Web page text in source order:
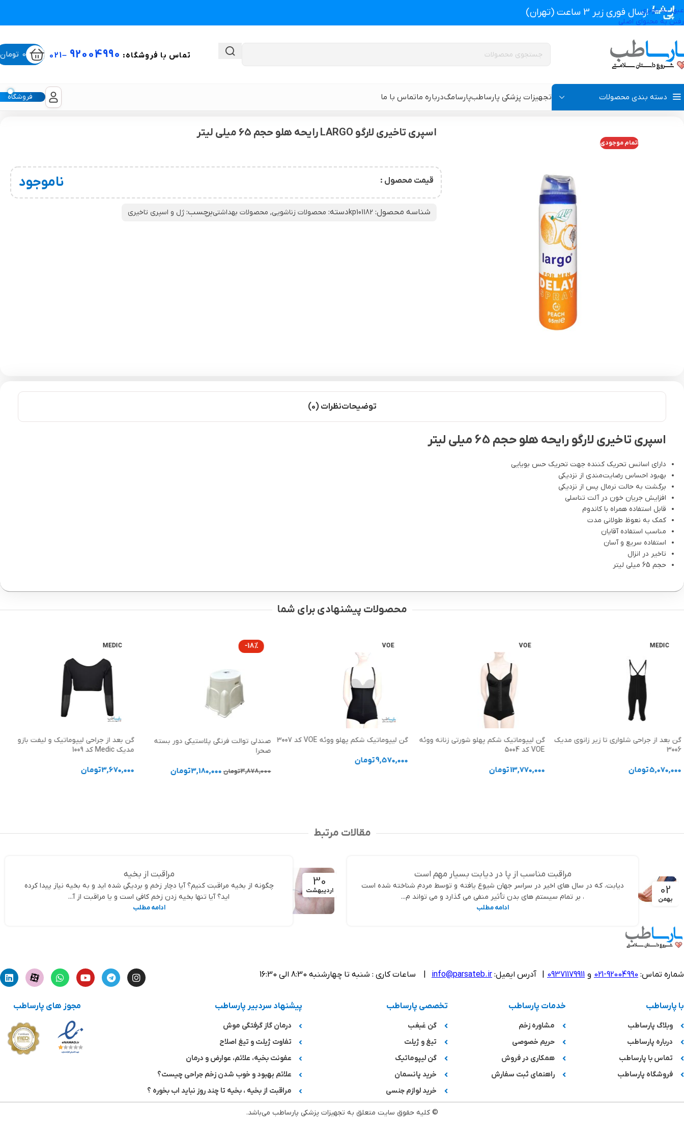
عبور به ناوبری
رفتن به محتوای اصلی
ارسال فوری زیر 3 ساعت (تهران)
تماس با فروشگاه: 92004990
–
021
0 تومان
دسته بندی محصولات
پروتز اکسترنال و سوتین پروتز دار
گن لاغری و گن بعد از زایمان
گن تزریق چربی و پروتز باسن گن لیپوماتیک شکم و پهلو و پشت گن لیپوساکشن غبغب و لیفت صورت
تجهیزات پزشکی پارساطبپارسامگدرباره ماتماس با ما فروشگاه
تجهیزات پزشکی پارساطب محصولات بهداشتی> محصولات زناشویی > اسپری تاخیری لارگو LARGO رایحه هلو حجم 65 میلی لیتر
اتمام موجودی
اسپری تاخیری لارگو LARGO رایحه هلو حجم 65 میلی لیتر
قیمت محصول : ناموجود
شناسه محصول:kp101182دسته: محصولات زناشویی, محصولات بهداشتیبرچسب: ژل و اسپری تاخیری
توضیحاتنظرات (0)
اسپری تاخیری لارگو رایحه هلو حجم 65 میلی لیتر
دارای اسانس تحریک کننده جهت تحریک حس بویایی
بهبود احساس رضایت‌مندی از نزدیکی
برگشت به حالت نرمال پس از نزدیکی
افزایش جریان خون در آلت تناسلی
قابل استفاده همراه با کاندوم
کمک به نعوظ طولانی مدت
مناسب استفاده آقایان
استفاده سریع و آسان
تاخیر در انزال
حجم 65 میلی لیتر
محصولات پیشنهادی برای شما
MEDIC
گن بعد از جراحی شلواری تا زیر زانوی مدیک
3006
5,070,000تومان
VOE
گن لیپوماتیک شکم پهلو شورتی زنانه ووئه
VOE کد 5004
13,770,000تومان
VOE
گن لیپوماتیک شکم پهلو ووئه VOE کد 3007
9,570,000تومان
-18%
صندلی توالت فرنگی پلاستیکی دور بسته
صحرا
3,878,000تومان 3,180,000تومان
MEDIC
گن بعد از جراحی لیپوماتیک و لیفت بازو
مدیک Medic کد 1009
3,670,000تومان
مقالات مرتبط
02
بهمن
مراقبت مناسب از پا در دیابت بسیار مهم است
دیابت، که در سال های اخیر در سراسر جهان شیوع یافته و توسط مردم شناخته شده است
، بر تمام سیستم های بدن تأثیر منفی می گذارد و می تواند م...
ادامه مطلب
30
اردیبهشت
مراقبت از بخیه
چگونه از بخیه مراقبت کنیم؟ آیا دچار زخم و بردیگی شده اید و به بخیه نیاز پیدا کرده
اید؟ آیا تنها بخیه زدن زخم کافی است و یا مراقبت از آ...
ادامه مطلب
شماره تماس: 92004990-021 و 09371179911 آدرس ایمیل: info@parsateb.ir | ساعات کاری : شنبه تا چهارشنبه 8:30 الی 16:30
با پارساطب
وبلاگ پارساطب
درباره پارساطب
تماس با پارساطب
فروشگاه پارساطب
خدمات پارساطب
مشاوره زخم
حریم خصوصی
همکاری در فروش
راهنمای ثبت سفارش
تخصصی پارساطب
گن غبغب
تیغ و ژیلت
گن لیپوماتیک
خرید پانسمان
خرید لوازم جنسی
پیشنهاد سردبیر پارساطب
درمان گاز گرفتگی موش
تفاوت ژیلت و تیغ اصلاح
عفونت بخیه، علائم، عوارض و درمان
علائم بهبود و خوب شدن زخم جراحی چیست؟
مراقبت از بخیه ، بخیه تا چند روز نباید اب بخوره ؟
مجوز های پارساطب
© کلیه حقوق سایت متعلق به تجهیزات پزشکی پارساطب می‌باشد.